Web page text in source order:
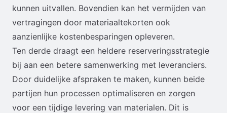
kunnen uitvallen. Bovendien kan het vermijden van
vertragingen door materiaaltekorten ook
aanzienlijke kostenbesparingen opleveren.
Ten derde draagt een heldere reserveringsstrategie
bij aan een betere samenwerking met leveranciers.
Door duidelijke afspraken te maken, kunnen beide
partijen hun processen optimaliseren en zorgen
voor een tijdige levering van materialen. Dit is